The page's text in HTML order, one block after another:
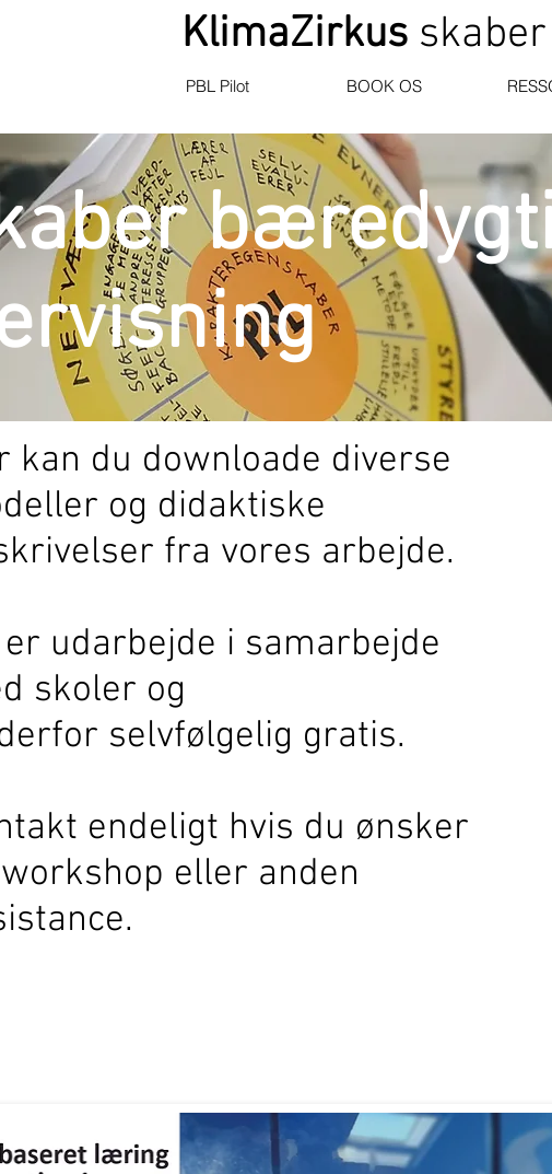
KlimaZirkus
PBL Pilot BOOK OS
kan du downloade diverse
og didaktiske
fra vores arbejde.
udarbejde i samarbejde
skoler og
selvfølgelig gratis.
endeligt hvis du ønsker
eller anden